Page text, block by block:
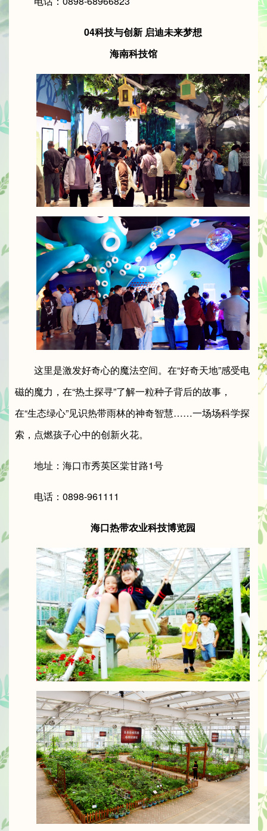
04科技与创新 启迪未来梦想
海南科技馆
这里是激发好奇心的魔法空间。在“好奇天地”感受电
磁的魔力，在“热土探寻”了解一粒种子背后的故事，
在“生态绿心”见识热带雨林的神奇智慧……一场场科学探
索，点燃孩子心中的创新火花。
地址：海口市秀英区棠甘路1号
电话：0898-961111
海口热带农业科技博览园